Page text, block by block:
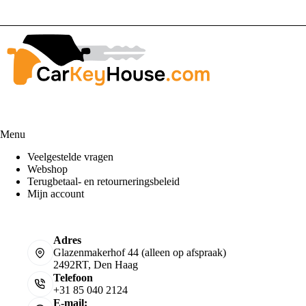
Menu
Veelgestelde vragen
Webshop
Terugbetaal- en retourneringsbeleid
Mijn account
Adres
Glazenmakerhof 44 (alleen op afspraak)
2492RT, Den Haag
Telefoon
+31 85 040 2124
E-mail: